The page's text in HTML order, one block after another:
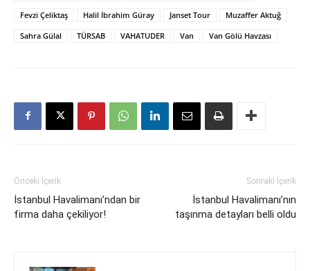
Fevzi Çeliktaş
Halil İbrahim Güray Janset Tour
Muzaffer Aktuğ
Sahra Gülal
TÜRSAB VAHATUDER Van Van Gölü Havzası
Önceki İçerik
İstanbul Havalimanı’ndan bir
firma daha çekiliyor!
Sonraki İçerik
İstanbul Havalimanı’nın
taşınma detayları belli oldu